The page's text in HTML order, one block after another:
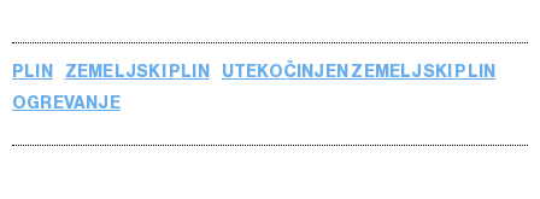
PLIN ZEMELJSKI PLIN
UTEKOČINJEN ZEMELJSKI PLIN
OGREVANJE